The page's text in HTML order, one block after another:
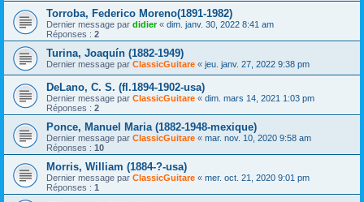
Torroba, Federico Moreno(1891-1982)
Dernier message par didier« dim. janv. 30, 2022 8:41 am
Réponses : 2
Turina, Joaquín (1882-1949)
Dernier message par ClassicGuitare « jeu. janv. 27, 2022 9:38 pm
DeLano, C. S. (fl.1894-1902-usa)
Dernier message par ClassicGuitare « dim. mars 14, 2021 1:03 pm
Réponses : 2
Ponce, Manuel Maria (1882-1948-mexique)
Dernier message par ClassicGuitare « mar. nov. 10, 2020 9:58 am
Réponses : 10
Morris, William (1884-?-usa)
Dernier message par ClassicGuitare « mer. oct. 21, 2020 9:01 pm
Réponses : 1